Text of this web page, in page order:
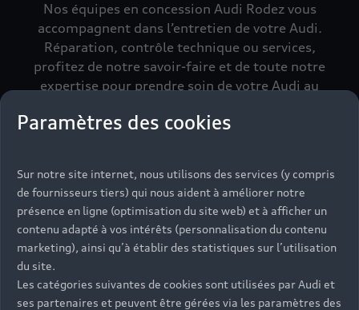
Nos équipes en concession Audi Rodez vous
accompagnent dans l’entretien de votre Audi.
Réparation, contrôle technique ou services,
profitez de notre savoir-faire et de toute notre
expertise pour prendre soin de votre Audi au
Paramètres des cookies
Sur notre site internet, nous utilisons des services (y compris
de fournisseurs tiers) qui nous aident à améliorer notre
présence en ligne (optimisation du site web) et à afficher un
contenu adapté à vos intérêts (personnalisation du contenu
marketing), ainsi qu’à établir des statistiques sur l’utilisation
du site.
Les catégories suivantes de cookies sont utilisées par Audi et
ses partenaires et peuvent être gérées via les paramètres des